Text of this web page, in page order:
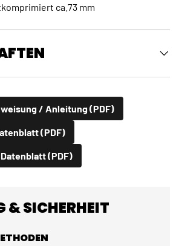
ca.73 mm
/ Anleitung (PDF)
(PDF)
(PDF)
& SICHERHEIT